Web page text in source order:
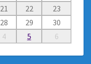
21 22
23
28 29
30
4 5 6